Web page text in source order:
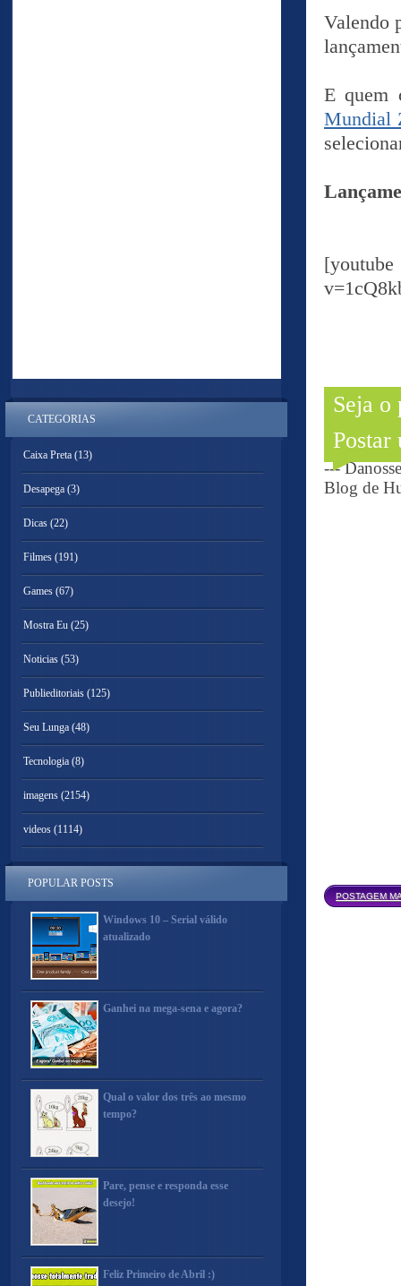
Valendo
E quem
Mundial
Seja o
Postar
---
Blog de
POSTAGEM
CATEGORIAS
Caixa Preta (13)
Desapega (3)
Dicas (22)
Filmes (191)
Games (67)
Mostra Eu (25)
Noticias (53)
Publieditoriais (125)
Seu Lunga (48)
Tecnologia (8)
imagens (2154)
videos (1114)
POPULAR POSTS
Windows 10 – Serial válido
atualizado
Ganhei na mega-sena e agora?
Qual o valor dos três ao mesmo
tempo?
Pare, pense e responda esse
desejo!
Feliz Primeiro de Abril :)